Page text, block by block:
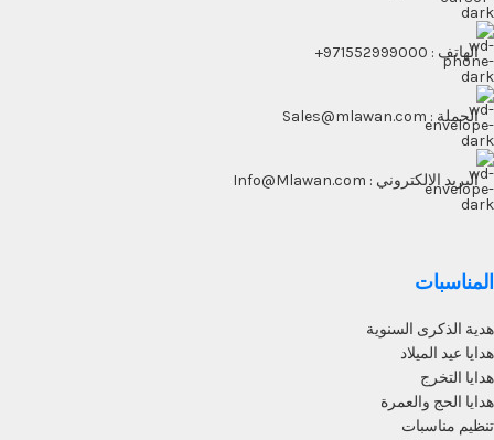
الهاتف : 971552999000+
الجملة : Sales@mlawan.com
البريد الالكتروني : Info@Mlawan.com
المناسبات
هدية الذكرى السنوية
هدايا عيد الميلاد
هدايا التخرج
هدايا الحج والعمرة
تنظيم مناسبات